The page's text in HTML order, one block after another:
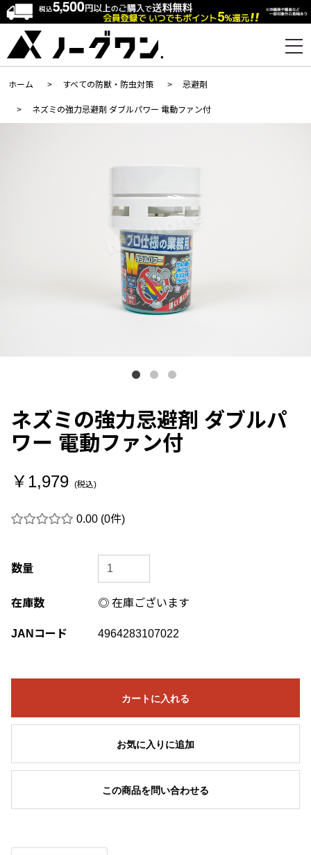
ホーム > すべての防獣・防虫対策 > 忌避剤
> ネズミの強力忌避剤 ダブルパワー 電動ファン付
ネズミの強力忌避剤 ダブルパ
ワー 電動ファン付
￥1,979 (税込)
0.00 (0件)
数量
在庫数 ◎ 在庫ございます
JANコード 4964283107022
カートに入れる
お気に入りに追加
この商品を問い合わせる